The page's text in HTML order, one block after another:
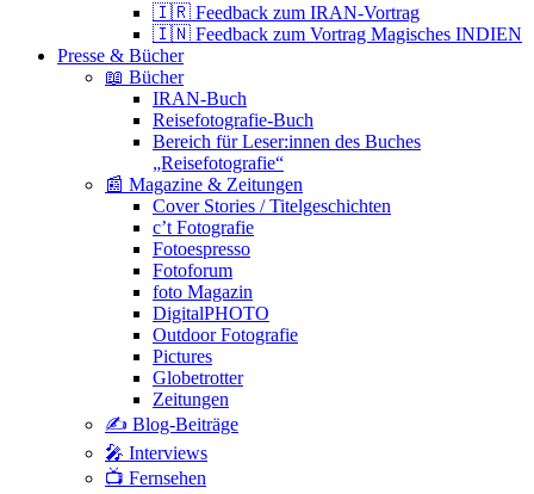
🇮🇷 Feedback zum IRAN-Vortrag
🇮🇳 Feedback zum Vortrag Magisches INDIEN
Presse & Bücher
📖 Bücher
IRAN-Buch
Reisefotografie-Buch
Bereich für Leser:innen des Buches
„Reisefotografie“
📰 Magazine & Zeitungen
Cover Stories / Titelgeschichten
c’t Fotografie
Fotoespresso
Fotoforum
foto Magazin
DigitalPHOTO
Outdoor Fotografie
Pictures
Globetrotter
Zeitungen
✍️ Blog-Beiträge
🎤 Interviews
📺 Fernsehen